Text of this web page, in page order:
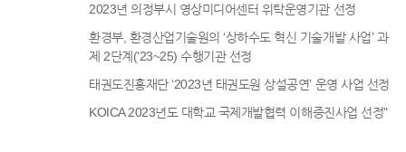
2023년 의정부시 영상미디어센터 위탁운영기관 선정
환경부, 환경산업기술원의 ‘상하수도 혁신 기술개발 사업’ 과
제 2단계(‘23~25) 수행기관 선정
태권도진흥재단 ‘2023년 태권도원 상설공연’ 운영 사업 선정
KOICA 2023년도 대학교 국제개발협력 이해증진사업 선정"